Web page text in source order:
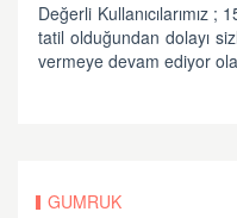
Değerli Kullanıcılarımız
tatil olduğundan dolayı
vermeye devam ediyor
GUMRUK